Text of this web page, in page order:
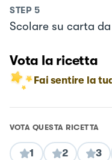
STEP 5
Scolare su carta
Vota la ricetta
Fai sentire la
VOTA QUESTA RICETTA
1 2 3